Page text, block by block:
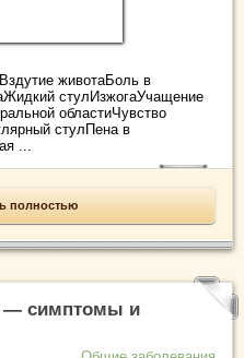
животаБоль в
стулИзжогаУчащение
областиЧувство
стулПена в
...
полностью
— симптомы и